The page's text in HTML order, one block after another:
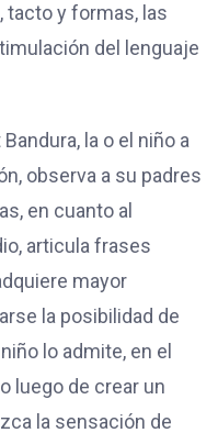
tacto y formas, las
del lenguaje
la o el niño a
observa a su padres
en cuanto al
articula frases
mayor
la posibilidad de
lo admite, en el
luego de crear un
la sensación de